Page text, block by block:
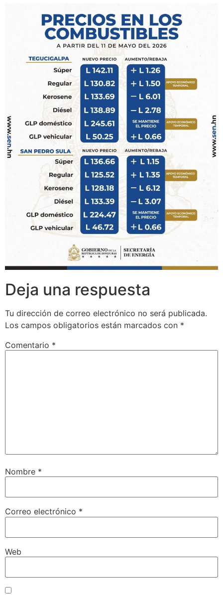
Deja una respuesta
Tu dirección de correo electrónico no será publicada.
Los campos obligatorios están marcados con *
Comentario *
Nombre *
Correo electrónico *
Web